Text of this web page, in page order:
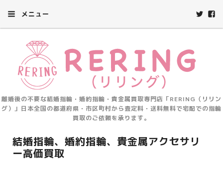
メニュー
離婚後の不要な結婚指輪・婚約指輪・貴金属買取専門店「RERING（リリン
グ）」日本全国の都道府県・市区町村から査定料・送料無料で宅配での指輪
買取のご依頼を承ります。
結婚指輪、婚約指輪、貴金属アクセサリ
ー高価買取